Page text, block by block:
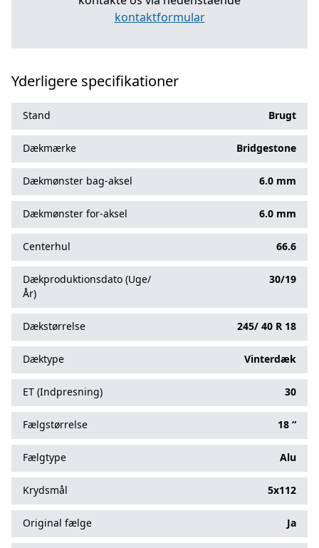
kontaktformular
Yderligere specifikationer
Stand Brugt
Dækmærke Bridgestone
Dækmønster bag-aksel 6.0 mm
Dækmønster for-aksel 6.0 mm
Centerhul 66.6
Dækproduktionsdato (Uge/
År)
30/19
Dækstørrelse 245/ 40 R 18
Dæktype Vinterdæk
ET (Indpresning) 30
Fælgstørrelse 18 “
Fælgtype Alu
Krydsmål 5x112
Original fælge Ja